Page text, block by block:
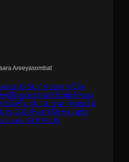
Areeyasombat
าด B-SUV ช่วงกลางปีจัด
ซูกิและครอบครัวเป็นเจ้าของ
ายยิ่งขึ้น รุ่น GL ราคาพิเศษเริ่ม
วน 200 คันเท่านั้น พร้อมข้อ
และ GLX PLUS